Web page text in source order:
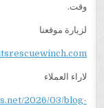
وقت.
لزيارة موقعنا
لاراء العملاء
2026/03/blog-